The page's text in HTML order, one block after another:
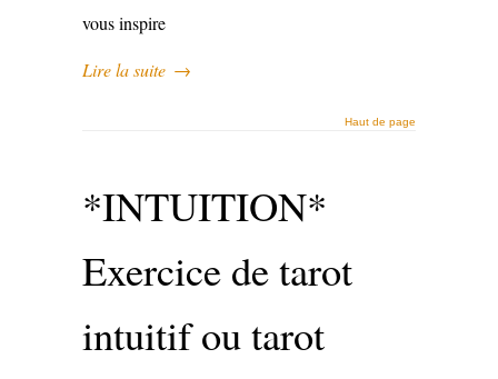
vous inspire
Lire la suite →
Haut de page
*INTUITION*
Exercice de tarot
intuitif ou tarot